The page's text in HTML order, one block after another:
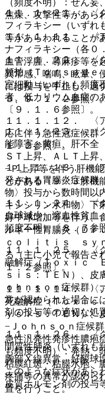
１１．１．２１． 〈
フィラキシー（いずれ
等があらわれることが
１１．１．２２． 〈
頻拍（Ｔｏｒｓａｄ
室細動（いずれも頻度
者、低カリウム血症の
〔９．１．６参照〕。
１１．１．２３． 〈
能障害、黄疸、肝不全
ＳＴ上昇、ＡＬＴ上昇
−Ｐ上昇等を伴う肝機
とがある〔９．３肝機
１１．１．２４． 〈
血球減少、溶血性貧血
頻度不明）〔８．７参
１１．１．２５． 〈
融解症（Ｔｏｘｉｃ
ｓｉｓ：ＴＥＮ）、皮
ｏｈｎｓｏｎ症候群）
常が認められた場合に
剤の投与等の適切な処
１１．１．２６． 〈
間質性肺炎（いずれも
胸部Ｘ線異常、好酸球
このような症状があら
皮質ホルモン剤の投与
（頻度不明）：せん妄
焦燥、攻撃性等があら
１１．１．１１． 〈
ナフィラキシー（各０
血管浮腫、蕁麻疹等を
異常感、喘鳴、眩暈、
には投与を中止し、適
３、９．１．２参照〕
１１．１．１２． 〈
応に伴う急性冠症候群
１．２参照〕。
１１．１．１３． 〈
発される胃腸炎症候群
物〉投与から数時間以
キシシリン水和物〉下
好中球増加等を伴う、
ルギー性胃腸炎（Ｄｒ
ｃｏｌｉｔｉｓ ｓｙ
る（主に小児で報告さ
１．２参照〕。
１１．１．１４． 〈
死融解症（Ｔｏｘｉ
ｙｓｉｓ：ＴＥＮ）、
−Ｊｏｈｎｓｏｎ症候
急性汎発性発疹性膿疱
も頻度不明）：発熱、
粘膜紅斑・粘膜水疱、
疼痛等の異常が認めら
置を行うこと。